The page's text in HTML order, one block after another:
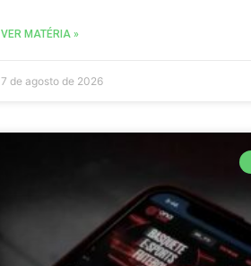
VER MATÉRIA »
7 de agosto de 2026